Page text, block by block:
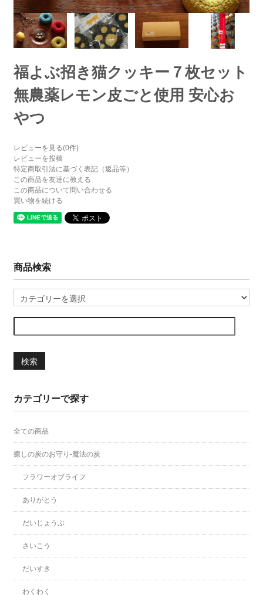
福よぶ招き猫クッキー７枚セット
無農薬レモン皮ごと使用 安心お
やつ
レビューを見る(0件)
レビューを投稿
特定商取引法に基づく表記（返品等）
この商品を友達に教える
この商品について問い合わせる
買い物を続ける
商品検索
検索
カテゴリーで探す
全ての商品
癒しの炭のお守り-魔法の炭
フラワーオブライフ
ありがとう
だいじょうぶ
さいこう
だいすき
わくわく